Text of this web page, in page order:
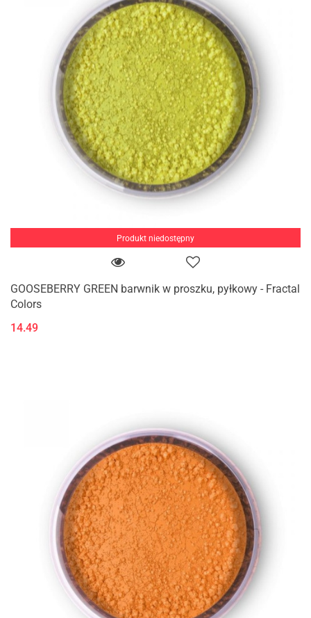
Produkt niedostępny
GOOSEBERRY GREEN barwnik w proszku, pyłkowy - Fractal
Colors
14.49